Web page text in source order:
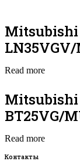
Mitsubishi
Read more
Mitsubishi
BT25VG/
Read more
Контакты